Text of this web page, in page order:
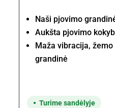
Naši pjovimo
Aukšta pjovimo
Maža vibracija,
grandinė
Turime sandėlyje